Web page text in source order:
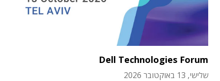
Dell Technologies Forum
שלישי, 13 באוקטובר 2026